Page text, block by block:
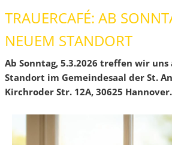
TRAUERCAFÉ: AB
NEUEM STANDORT
Ab Sonntag, 5.3.2026 treffen wir
Standort im Gemeindesaal der St.
Kirchroder Str. 12A, 30625 Hannover.